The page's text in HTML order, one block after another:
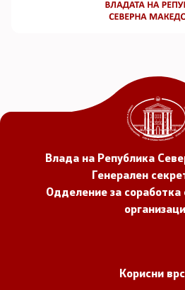
Влада на Република
Генерален
Одделение за соработка
Корисни